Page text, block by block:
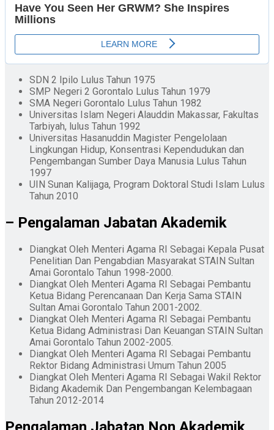
SDN 2 Ipilo Lulus Tahun 1975
SMP Negeri 2 Gorontalo Lulus Tahun 1979
SMA Negeri Gorontalo Lulus Tahun 1982
Universitas Islam Negeri Alauddin Makassar, Fakultas
Tarbiyah, lulus Tahun 1992
Universitas Hasanuddin Magister Pengelolaan
Lingkungan Hidup, Konsentrasi Kependudukan dan
Pengembangan Sumber Daya Manusia Lulus Tahun
1997
UIN Sunan Kalijaga, Program Doktoral Studi Islam Lulus
Tahun 2010
– Pengalaman Jabatan Akademik
Diangkat Oleh Menteri Agama RI Sebagai Kepala Pusat
Penelitian Dan Pengabdian Masyarakat STAIN Sultan
Amai Gorontalo Tahun 1998-2000.
Diangkat Oleh Menteri Agama RI Sebagai Pembantu
Ketua Bidang Perencanaan Dan Kerja Sama STAIN
Sultan Amai Gorontalo Tahun 2001-2002.
Diangkat Oleh Menteri Agama RI Sebagai Pembantu
Ketua Bidang Administrasi Dan Keuangan STAIN Sultan
Amai Gorontalo Tahun 2002-2005.
Diangkat Oleh Menteri Agama RI Sebagai Pembantu
Rektor Bidang Administrasi Umum Tahun 2005
Diangkat Oleh Menteri Agama RI Sebagai Wakil Rektor
Bidang Akademik Dan Pengembangan Kelembagaan
Tahun 2012-2014